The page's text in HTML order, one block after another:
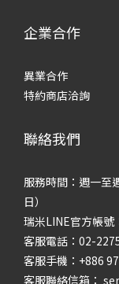
企業合作
異業合作
特約商店洽詢
聯絡我們
服務時間：週一至
日）
瑞米LINE官方帳
客服電話：02-
客服手機：+886
客服聯絡信箱：